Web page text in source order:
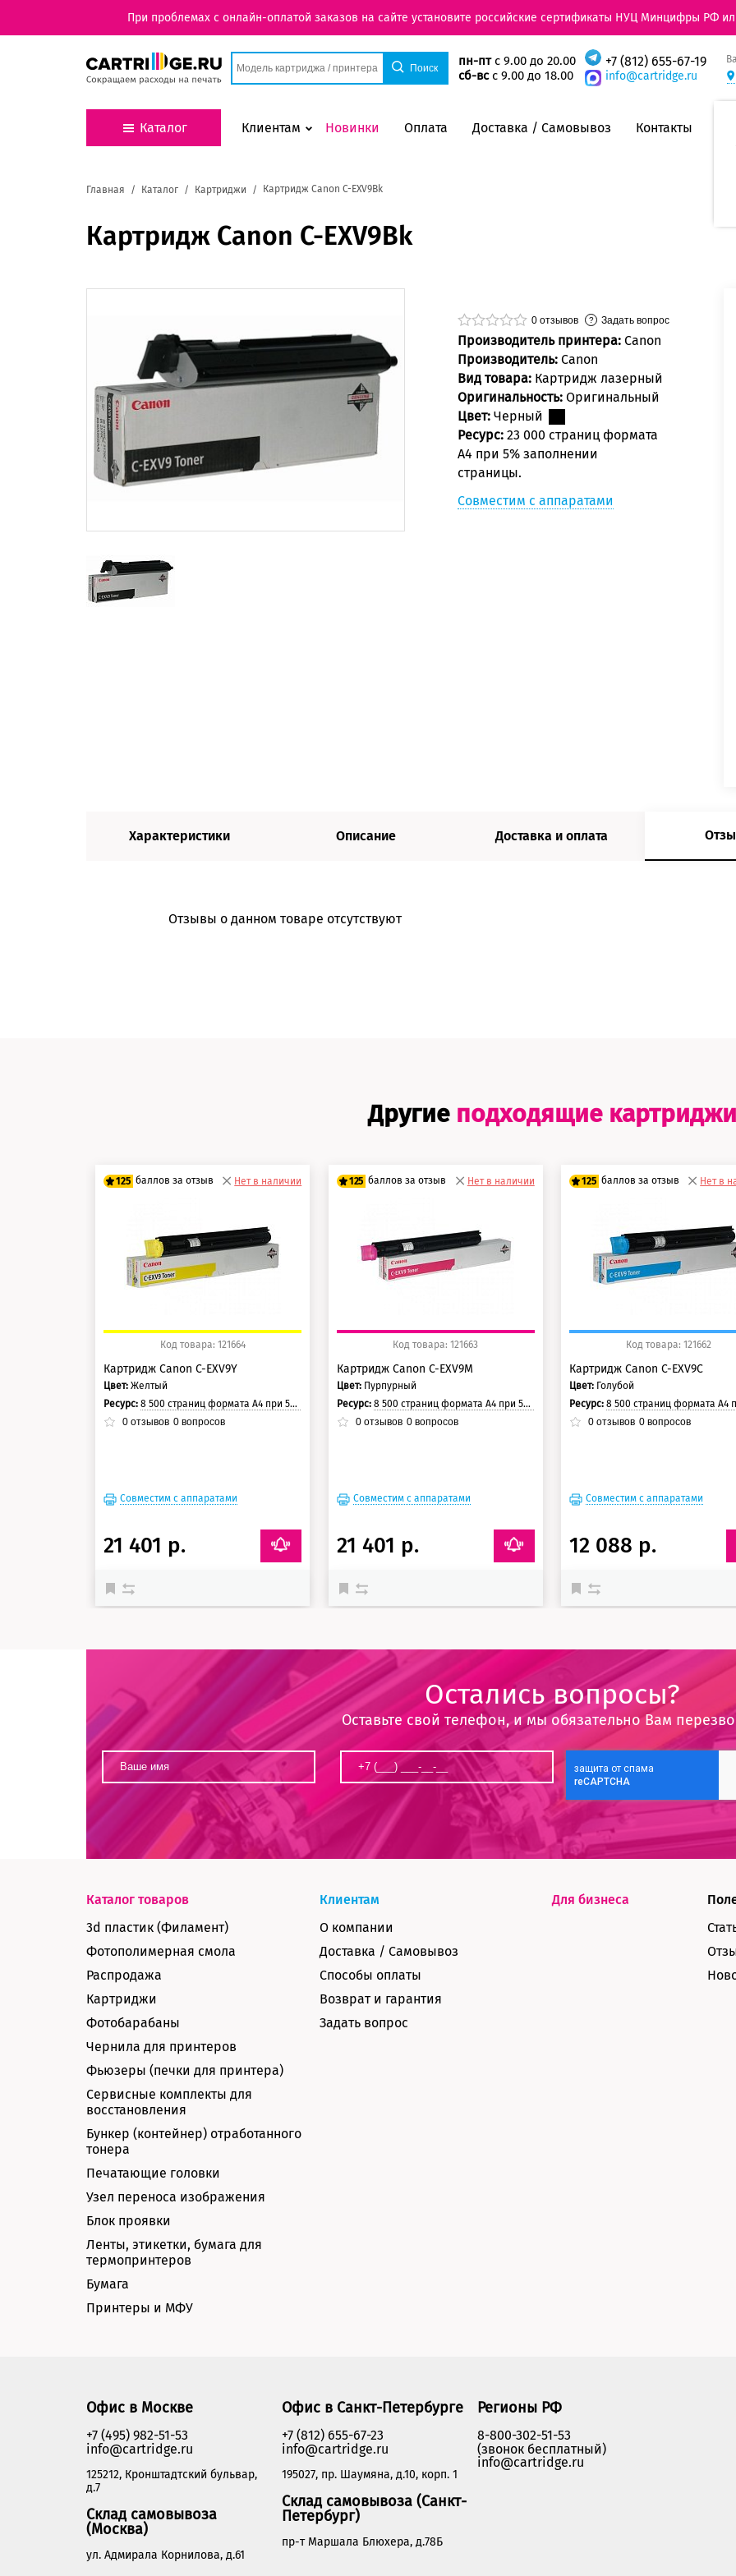
При проблемах с онлайн-оплатой заказов на сайте установите российские сертификаты НУЦ Минцифры РФ
пн-птс 9.00 до 20.00
сб-всс 9.00 до 18.00
+7 (812) 655-67-19
info@cartridge.ru
Каталог Клиентам Новинки Оплата Доставка / Самовывоз Контакты
Главная Каталог Картриджи Картридж Canon C-EXV9Bk
Картридж Canon C-EXV9Bk
0 отзывов Задать вопрос
Производитель принтера: Canon
Производитель: Canon
Вид товара: Картридж лазерный
Оригинальность: Оригинальный
Цвет: Черный
Ресурс: 23 000 страниц формата
А4 при 5% заполнении
страницы.
Совместим с аппаратами
Характеристики Описание Доставка и оплата
Отзывы о данном товаре отсутствуют
Другие подходящие картриджи
125 баллов за отзыв
125 баллов
Нет в наличии
Код товара: 121664
Картридж Canon C-EXV9Y
Цвет: Желтый
Ресурс:8 500 страниц формата А4 при 5% заполнении страницы.
0 отзывов 0 вопросов
Совместим с аппаратами
21 401 р.
125 баллов за отзыв
125 баллов
Нет в наличии
Код товара: 121663
Картридж Canon C-EXV9M
Цвет: Пурпурный
Ресурс: 8 500 страниц формата А4 при 5% заполнении страницы.
0отзывов 0вопросов
Совместим с аппаратами
21 401 р.
125 баллов за отзыв
125 баллов
Нет в
Код товара: 121662
Картридж Canon C-EXV9C
Цвет: Голубой
Ресурс:8 500 страниц формата А4 при 5% заполнении
0 отзывов 0 вопросов
Совместим с аппаратами
12 088 р.
Остались вопросы?
Оставьте свой телефон, и мы обязательно Вам
Каталог товаров
3d пластик (Филамент)
Фотополимерная смола
Распродажа
Картриджи
Фотобарабаны
Чернила для принтеров
Фьюзеры (печки для принтера)
Сервисные комплекты для
восстановления
Бункер (контейнер) отработанного
тонера
Печатающие головки
Узел переноса изображения
Блок проявки
Ленты, этикетки, бумага для
термопринтеров
Бумага
Принтеры и МФУ
Клиентам
О компании
Доставка / Самовывоз
Способы оплаты
Возврат и гарантия
Задать вопрос
Для бизнеса
Офис в Москве
+7 (495) 982-51-53
info@cartridge.ru
125212, Кронштадтский бульвар,
д.7
Склад самовывоза
(Москва)
ул. Адмирала Корнилова, д.61
Офис в Санкт-Петербурге
+7 (812) 655-67-23
info@cartridge.ru
195027, пр. Шаумяна, д.10, корп. 1
Склад самовывоза (Санкт-
Петербург)
пр-т Маршала Блюхера, д.78Б
Регионы РФ
8-800-302-51-53
(звонок бесплатный)
info@cartridge.ru